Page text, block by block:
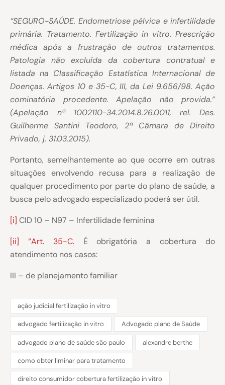
“SEGURO-SAÚDE. Endometriose pélvica e infertilidade
primária. Tratamento. Fertilização in vitro. Prescrição
médica após a frustração de outros tratamentos.
Patologia não excluída da cobertura contratual e
listada na Classificação Estatística Internacional de
Doenças. Artigos 10 e 35-C, III, da Lei 9.656/98. Ação
cominatória procedente. Apelação não provida.”
(Apelação nº 1002110-34.2014.8.26.0011, rel. Des.
Guilherme Santini Teodoro, 2ª Câmara de Direito
Privado, j. 31.03.2015).
Portanto, semelhantemente ao que ocorre em outras
situações envolvendo recusa para a realização de
qualquer procedimento por parte do plano de saúde, a
busca pelo advogado especializado poderá ser útil.
[i] CID 10 – N97 – Infertilidade feminina
[ii]
“Art. 35-C.É obrigatória a cobertura do
atendimento nos casos:
III – de planejamento familiar
ação judicial fertilização in vitro
advogado fertilização in vitro Advogado plano de Saúde
advogado plano de saúde são paulo alexandre berthe
como obter liminar para tratamento
direito consumidor cobertura fertilização in vitro